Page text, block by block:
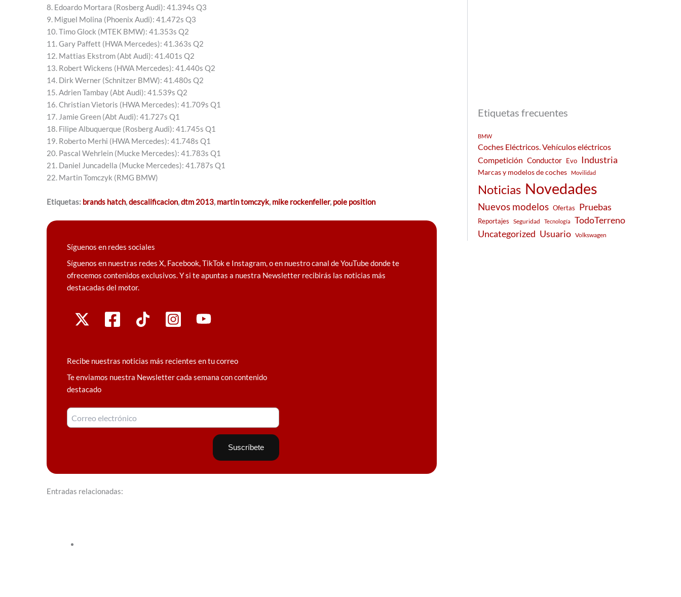
8. Edoardo Mortara (Rosberg Audi): 41.394s Q3
9. Miguel Molina (Phoenix Audi): 41.472s Q3
10. Timo Glock (MTEK BMW): 41.353s Q2
11. Gary Paffett (HWA Mercedes): 41.363s Q2
12. Mattias Ekstrom (Abt Audi): 41.401s Q2
13. Robert Wickens (HWA Mercedes): 41.440s Q2
14. Dirk Werner (Schnitzer BMW): 41.480s Q2
15. Adrien Tambay (Abt Audi): 41.539s Q2
16. Christian Vietoris (HWA Mercedes): 41.709s Q1
17. Jamie Green (Abt Audi): 41.727s Q1
18. Filipe Albuquerque (Rosberg Audi): 41.745s Q1
19. Roberto Merhi (HWA Mercedes): 41.748s Q1
20. Pascal Wehrlein (Mucke Mercedes): 41.783s Q1
21. Daniel Juncadella (Mucke Mercedes): 41.787s Q1
22. Martin Tomczyk (RMG BMW)
Etiquetas: brands hatch,descalificacion,dtm 2013, martin tomczyk, mike rockenfeller, pole position
Síguenos en redes sociales
Síguenos en nuestras redes X, Facebook, TikTok e Instagram, o en nuestro canal de YouTube donde te
ofrecemos contenidos exclusivos. Y si te apuntas a nuestra Newsletter recibirás las noticias más
destacadas del motor.
Recibe nuestras noticias más recientes en tu correo
Te enviamos nuestra Newsletter cada semana con contenido
destacado
Entradas relacionadas:
Etiquetas frecuentes
BMW
Coches Eléctricos. Vehículos eléctricos
Competición Conductor Evo Industria
Marcas y modelos de coches Movilidad
Noticias Novedades
Nuevos modelos Ofertas Pruebas
Reportajes Seguridad Tecnología
TodoTerreno
Uncategorized Usuario Volkswagen